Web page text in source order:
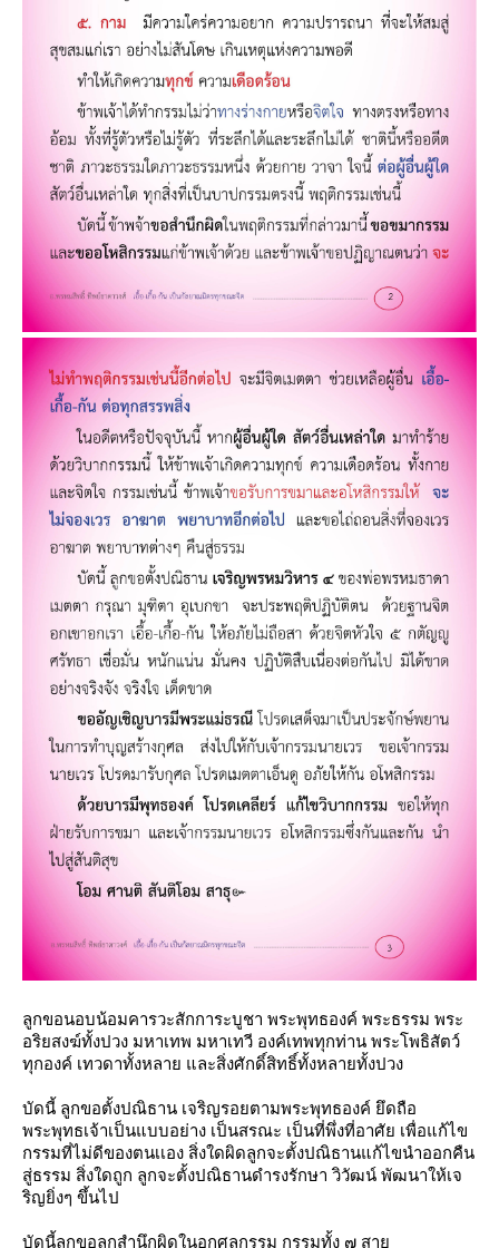
ลูกขอนอบน้อมคารวะสักการะบูชา พระพุทธองค์ พระธรรม พระ
อริยสงฆ์ทั้งปวง มหาเทพ มหาเทวี องค์เทพทุกท่าน พระโพธิสัตว์
ทุกองค์ เทวดาทั้งหลาย และสิ่งศักดิ์สิทธิ์ทั้งหลายทั้งปวง
บัดนี้ ลูกขอตั้งปณิธาน เจริญรอยตามพระพุทธองค์ ยึดถือ
พระพุทธเจ้าเป็นแบบอย่าง เป็นสรณะ เป็นที่พึ่งที่อาศัย เพื่อแก้ไข
กรรมที่ไม่ดีของตนเเอง สิ่งใดผิดลูกจะตั้งปณิธานแก้ไขนำออกคืน
สู่ธรรม สิ่งใดถูก ลูกจะตั้งปณิธานดำรงรักษา วิวัฒน์ พัฒนาให้เจ
ริญยิ่งๆ ขึ้นไป
บัดนี้ลูกขอลูกสำนึกผิดในอกุศลกรรม กรรมทั้ง ๗ สา